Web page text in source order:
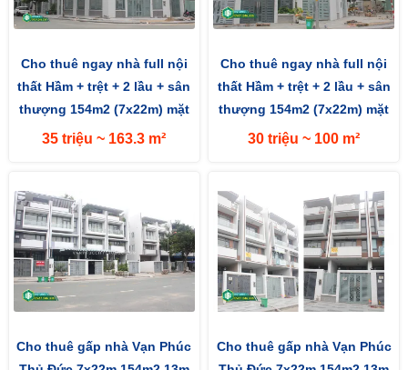
Cho thuê ngay nhà full nội
thất Hầm + trệt + 2 lầu + sân
thượng 154m2 (7x22m) mặt
tiền đường 13m hướng...
35 triệu ~ 163.3 m²
Cho thuê ngay nhà full nội
thất Hầm + trệt + 2 lầu + sân
thượng 154m2 (7x22m) mặt
tiền đường 13m hướng...
30 triệu ~ 100 m²
Cho thuê gấp nhà Vạn Phúc
Cho thuê gấp nhà Vạn Phúc